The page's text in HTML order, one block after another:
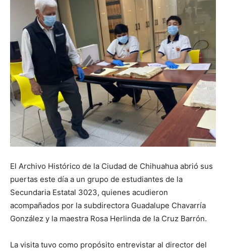
El Archivo Histórico de la Ciudad de Chihuahua abrió sus
puertas este día a un grupo de estudiantes de la
Secundaria Estatal 3023, quienes acudieron
acompañados por la subdirectora Guadalupe Chavarría
González y la maestra Rosa Herlinda de la Cruz Barrón.
La visita tuvo como propósito entrevistar al director del